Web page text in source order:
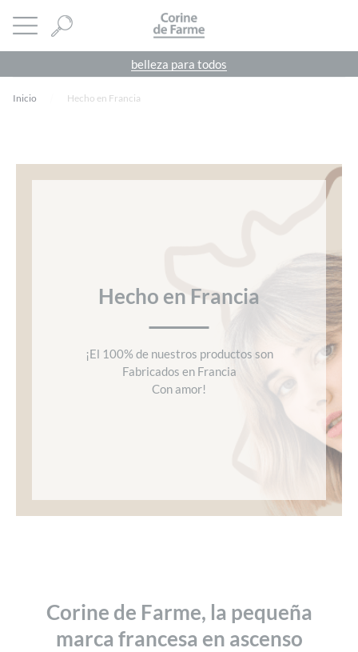
abrir menú CORINE DE FARME
belleza para todos
Inicio Hecho en Francia
Hecho en Francia
¡El 100% de nuestros productos son
Fabricados en Francia
Con amor!
Corine de Farme, la pequeña
marca francesa en ascenso